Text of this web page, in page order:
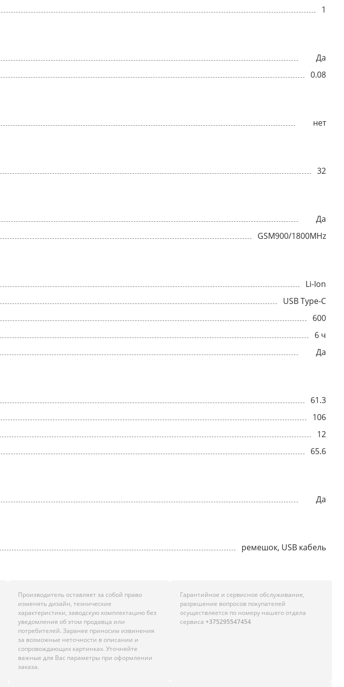
1
Да
0.08
нет
32
Да
GSM900/1800MHz
Li-Ion
USB Type-C
600
6 ч
Да
61.3
106
12
65.6
Да
ремешок, USB кабель
Производитель оставляет за собой право
изменять дизайн, технические
характеристики, заводскую комплектацию без
уведомления об этом продавца или
потребителей. Заранее приносим извинения
за возможные неточности в описании и
сопровождающих картинках. Уточняйте
важные для Вас параметры при оформлении
заказа.
Гарантийное и сервисное обслуживание,
разрешение вопросов покупателей
осуществляется по номеру нашего отдела
сервиса +375295547454